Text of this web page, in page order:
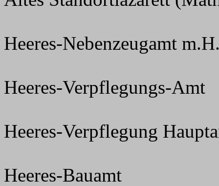
Heeres-Nebenzeugamt
Heeres-Verpflegungs-Amt
Heeres-Verpflegung
Heeres-Bauamt